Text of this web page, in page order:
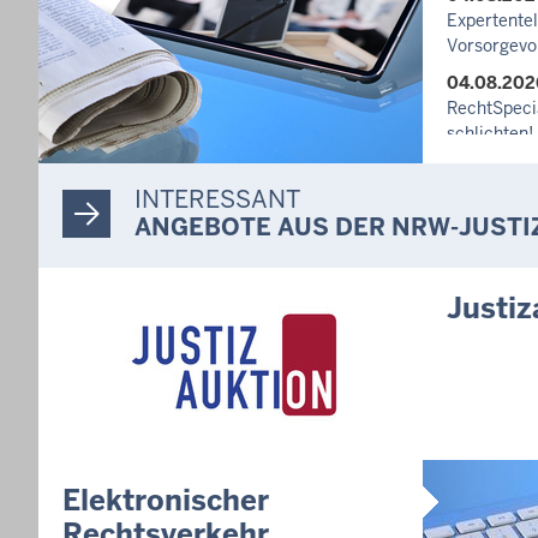
schlichten!
häusliche
Justiz der
Minister
INTERESSANT
ANGEBOTE AUS DER NRW-
Elektronischer